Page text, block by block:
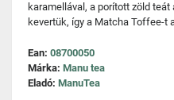
karamellával, a porított zöld
kevertük, így a Matcha Toffee-t
Ean: 08700050
Márka: Manu tea
Eladó: ManuTea